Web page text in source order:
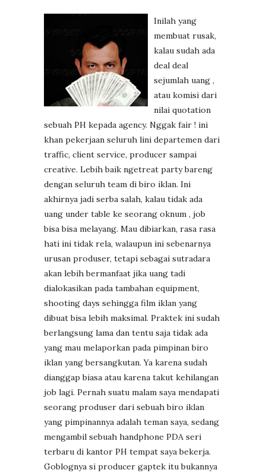
Inilah yang
membuat rusak,
kalau sudah ada
deal deal
sejumlah uang ,
atau komisi dari
nilai quotation
sebuah PH kepada agency. Nggak fair ! ini
khan pekerjaan seluruh lini departemen dari
traffic, client service, producer sampai
creative. Lebih baik ngetreat party bareng
dengan seluruh team di biro iklan. Ini
akhirnya jadi serba salah, kalau tidak ada
uang under table ke seorang oknum , job
bisa bisa melayang. Mau dibiarkan, rasa rasa
hati ini tidak rela, walaupun ini sebenarnya
urusan produser, tetapi sebagai sutradara
akan lebih bermanfaat jika uang tadi
dialokasikan pada tambahan equipment,
shooting days sehingga film iklan yang
dibuat bisa lebih maksimal. Praktek ini sudah
berlangsung lama dan tentu saja tidak ada
yang mau melaporkan pada pimpinan biro
iklan yang bersangkutan. Ya karena sudah
dianggap biasa atau karena takut kehilangan
job lagi. Pernah suatu malam saya mendapati
seorang produser dari sebuah biro iklan
yang pimpinannya adalah teman saya, sedang
mengambil sebuah handphone PDA seri
terbaru di kantor PH tempat saya bekerja.
Goblognya si producer gaptek itu bukannya